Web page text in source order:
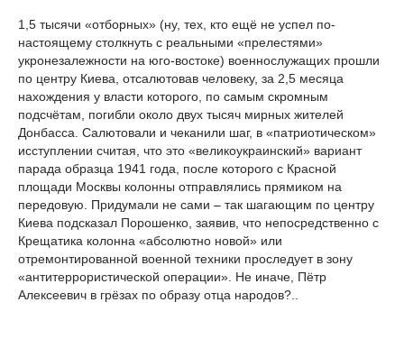
1,5 тысячи «отборных» (ну, тех, кто ещё не успел по-
настоящему столкнуть с реальными «прелестями»
укронезалежности на юго-востоке) военнослужащих прошли
по центру Киева, отсалютовав человеку, за 2,5 месяца
нахождения у власти которого, по самым скромным
подсчётам, погибли около двух тысяч мирных жителей
Донбасса. Салютовали и чеканили шаг, в «патриотическом»
исступлении считая, что это «великоукраинский» вариант
парада образца 1941 года, после которого с Красной
площади Москвы колонны отправлялись прямиком на
передовую. Придумали не сами – так шагающим по центру
Киева подсказал Порошенко, заявив, что непосредственно с
Крещатика колонна «абсолютно новой» или
отремонтированной военной техники проследует в зону
«антитеррористической операции». Не иначе, Пётр
Алексеевич в грёзах по образу отца народов?..